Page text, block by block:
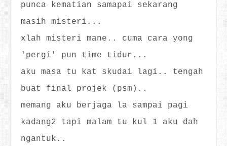
punca kematian samapai sekarang
masih misteri...
xlah misteri mane.. cuma cara yong
'pergi' pun time tidur...
aku masa tu kat skudai lagi.. tengah
buat final projek (psm)..
memang aku berjaga la sampai pagi
kadang2 tapi malam tu kul 1 aku dah
ngantuk..